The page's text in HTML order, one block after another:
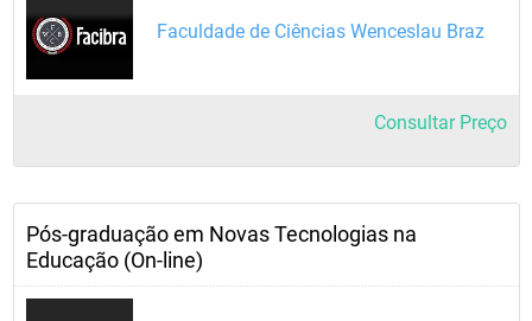
Faculdade de Ciências Wenceslau Braz
Consultar Preço
Pós-graduação em Novas Tecnologias na
Educação (On-line)